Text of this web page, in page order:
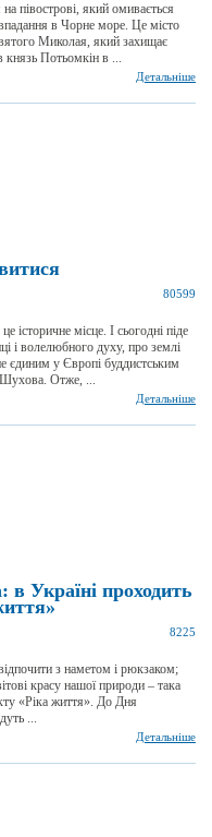
півострові, який омивається
в Чорне море. Це місто
Миколая, який захищає
князь Потьомкін в ...
Детальніше
80599
історичне місце. І сьогодні піде
і волелюбного духу, про землі
єдиним у Європі буддистським
Шухова. Отже, ...
Детальніше
Україні проходить
8225
з наметом і рюкзаком;
красу нашої природи – така
«Ріка життя». До Дня
...
Детальніше